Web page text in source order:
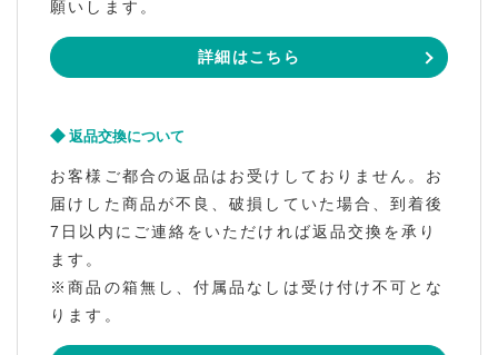
願いします。
詳細はこちら
返品交換について
お客様ご都合の返品はお受けしておりません。お
届けした商品が不良、破損していた場合、到着後
7日以内にご連絡をいただければ返品交換を承り
ます。
※商品の箱無し、付属品なしは受け付け不可とな
ります。